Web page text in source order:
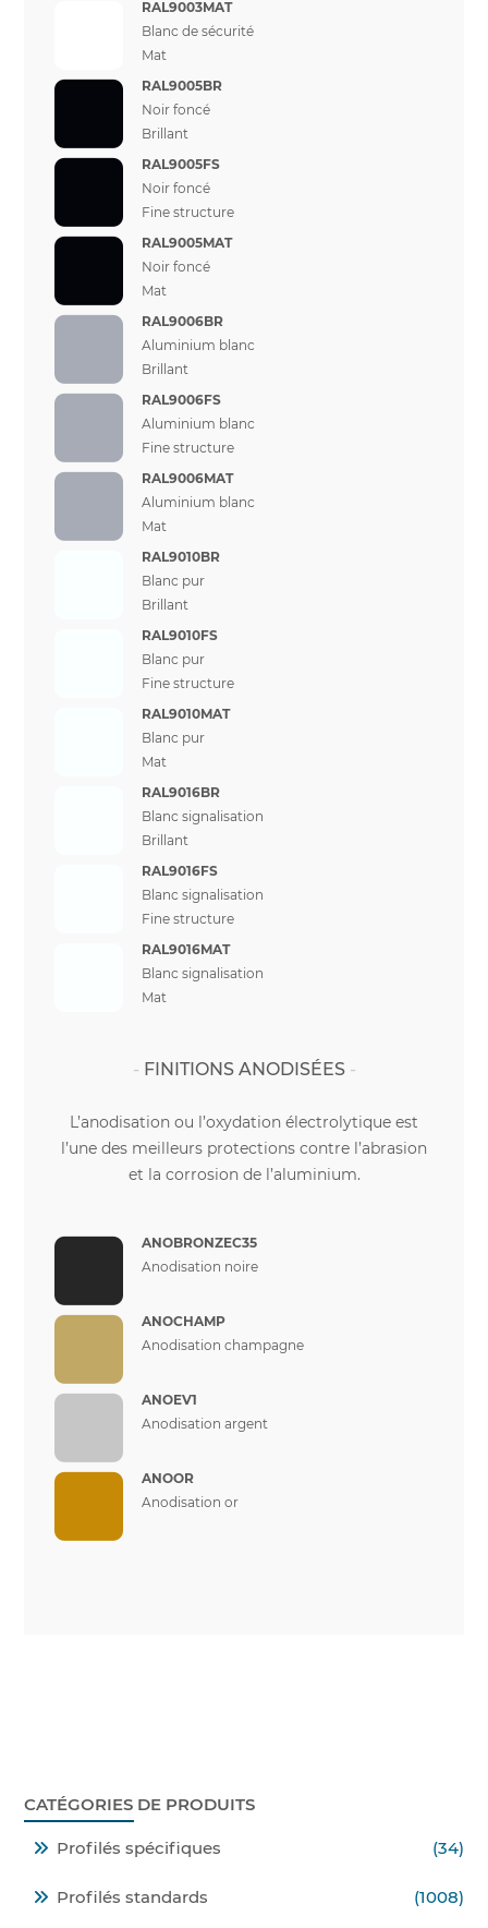
RAL9003MAT
Blanc de sécurité
Mat
RAL9005BR
Noir foncé
Brillant
RAL9005FS
Noir foncé
Fine structure
RAL9005MAT
Noir foncé
Mat
RAL9006BR
Aluminium blanc
Brillant
RAL9006FS
Aluminium blanc
Fine structure
RAL9006MAT
Aluminium blanc
Mat
RAL9010BR
Blanc pur
Brillant
RAL9010FS
Blanc pur
Fine structure
RAL9010MAT
Blanc pur
Mat
RAL9016BR
Blanc signalisation
Brillant
RAL9016FS
Blanc signalisation
Fine structure
RAL9016MAT
Blanc signalisation
Mat
FINITIONS ANODISÉES
L’anodisation ou l’oxydation électrolytique est
l’une des meilleurs protections contre l’abrasion
et la corrosion de l’aluminium.
ANOBRONZEC35
Anodisation noire
ANOCHAMP
Anodisation champagne
ANOEV1
Anodisation argent
ANOOR
Anodisation or
CATÉGORIES DE PRODUITS
Profilés spécifiques (34)
Profilés standards (1008)